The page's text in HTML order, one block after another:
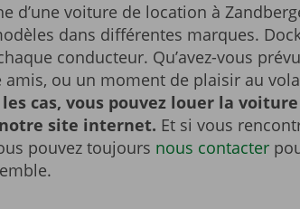
d’une voiture de location à
dans différentes marques.
conducteur. Qu’avez-vous
ou un moment de plaisir au
cas, vous pouvez louer la
site internet. Et si vous
pouvez toujours nous contacter